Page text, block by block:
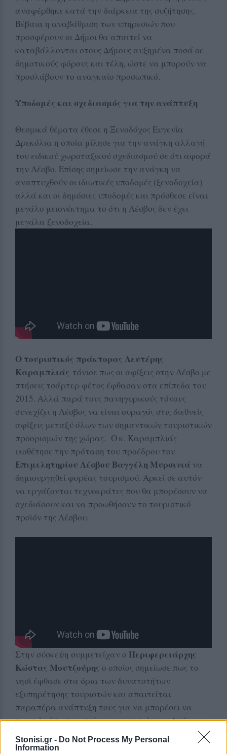
Stonisi.gr - Do Not Process My Personal
Information
αναφέρθηκε κατά την διάρκεια της συζήτησης.
Βέβαια η αναβάθμιση των υπηρεσιών που
προσφέρουν οι Δήμοι θα απαιτεί να
καταβάλλονται στους Δήμους αυξημένα ποσά σε
δημοτικούς φόρους και τέλη, ώστε να μπορούν να
προσλάβουν το αναγκαίο προσωπικό.
Υποδομές και σχεδιασμός για την ανάπτυξη
Θεσμικά θέματα έθεσε η Ξενοδόχος Ευγενία
Δρεκόλια η οποία μίλησε για την ανάγκη αλλαγή
του ειδικού χωροταξικού σχεδιασμού σε ότι αφορά
την Λέσβο. Επίσης σημείωσε την ανάγκη να
αναπτυχθούν οι ιδιωτικές υποδομές (ξενοδοχεία)
αλλά και οι δημόσιες υποδομές και πρόσθεσε είναι
μεγάλο μειονέκτημα το ότι η Λέσβος δεν έχει
μεγάλα ξενοδοχεία.
Ο τουριστικός πράκτορας Λευτέρης
Καραμπλιάς τόνισε πως οι αφίξεις στην Λέσβο με
πτήσεις τσάρτερ φέτος έφθασαν στα επίπεδα του
2015. Αλλά παρά τους πανηγυρικούς τόνους
συνεχίζει η Λέσβος να είναι ουραγός στις διεθνείς
αφίξεις μεταξύ όλων των σημαντικών τουριστικών
προορισμών της χώρας. Ο κ. Καραμπλιάς
υιοθέτησε την πρόταση του προέδρου του
Επιμελητηρίου Λέσβου Βαγγέλη Μυρσινιά να
δημιουργηθεί φορέας τουρισμού. Αρκεί σε αυτόν
να εργάζονται τεχνοκράτες που θα μπορέσουν να
σχεδιάσουν και να προωθήσουν το τουριστικό
προϊόν της Λέσβου.
Στην σύσκεψη συμμετείχαν ο Περιφερειάρχης
Κώστας Μουτζούρης ο οποίος σημείωσε πως το
νησί έφθασε στα όρια των δυνατοτήτων
εξυπηρέτησης τουριστών και απαιτείται
παραπέρα ανάπτυξη τους για να μπορέσει να
προσελκύσει περισσότερους επισκέπτες. Από την
πλευρά του ο
Δήμαρχος Μυτιλήνης Παναγιώτης
Χριστόφας υπογράμμισε την καλή συνεργασία